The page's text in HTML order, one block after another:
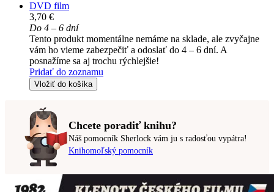
DVD film
3,70 €
Do 4 – 6 dní
Tento produkt momentálne nemáme na sklade, ale zvyčajne
vám ho vieme zabezpečiť a odoslať do 4 – 6 dní. A
posnažíme sa aj trochu rýchlejšie!
Pridať do zoznamu
Vložiť do košíka
Chcete poradiť knihu?
Náš pomocník Sherlock vám ju s radosťou vypátra!
Knihomoľský pomocník